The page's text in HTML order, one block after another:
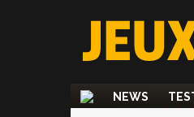
NEWS